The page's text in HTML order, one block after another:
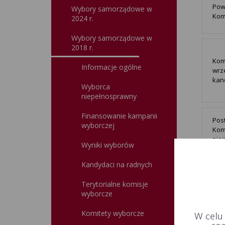
Wybory samorządowe w
2024 r.
Wybory samorządowe w
2018 r.
Informacje ogólne
Wyborca
niepełnosprawny
Finansowanie kampanii
wyborczej
Wyniki wyborów
Kandydaci na radnych
Terytorialne komisje
wyborcze
Komitety wyborcze W